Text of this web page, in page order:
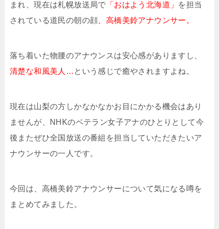
まれ、現在は札幌放送局で 「おはよう北海道」 を担当
されている道民の朝の顔 、高橋美鈴アナウンサー。
落ち着いた物腰のアナウンスは安心感がありますし、
清楚な和風美人… という感じで癒やされますよね。
現在は山梨の方しかなかなかお目にかかる機会はあり
ませんが、NHKのベテラン女子アナのひとりとして今
後またぜひ全国放送の番組を担当していただきたいア
ナウンサーの一人です。
今回は、高橋美鈴アナウンサーについて気になる噂を
まとめてみました。